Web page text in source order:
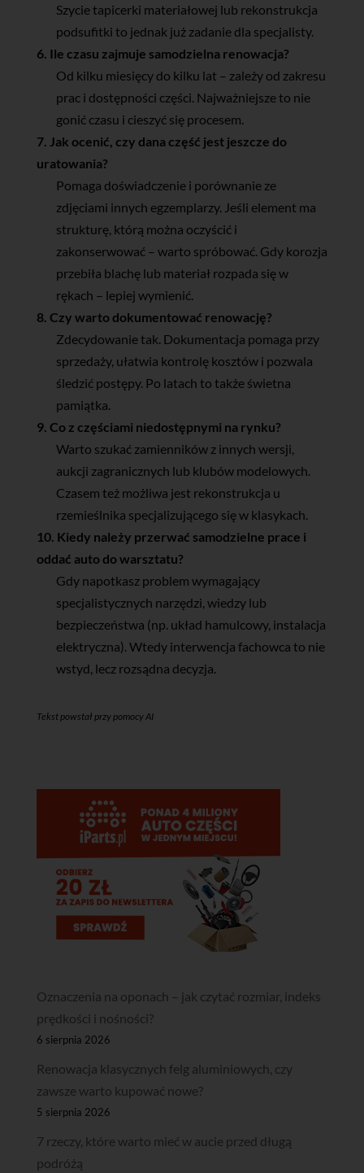
Szycie tapicerki materiałowej lub rekonstrukcja
podsufitki to jednak już zadanie dla specjalisty.
6. Ile czasu zajmuje samodzielna renowacja?
Od kilku miesięcy do kilku lat – zależy od zakresu
prac i dostępności części. Najważniejsze to nie
gonić czasu i cieszyć się procesem.
7. Jak ocenić, czy dana część jest jeszcze do
uratowania?
Pomaga doświadczenie i porównanie ze
zdjęciami innych egzemplarzy. Jeśli element ma
strukturę, którą można oczyścić i
zakonserwować – warto spróbować. Gdy korozja
przebiła blachę lub materiał rozpada się w
rękach – lepiej wymienić.
8. Czy warto dokumentować renowację?
Zdecydowanie tak. Dokumentacja pomaga przy
sprzedaży, ułatwia kontrolę kosztów i pozwala
śledzić postępy. Po latach to także świetna
pamiątka.
9. Co z częściami niedostępnymi na rynku?
Warto szukać zamienników z innych wersji,
aukcji zagranicznych lub klubów modelowych.
Czasem też możliwa jest rekonstrukcja u
rzemieślnika specjalizującego się w klasykach.
10. Kiedy należy przerwać samodzielne prace i
oddać auto do warsztatu?
Gdy napotkasz problem wymagający
specjalistycznych narzędzi, wiedzy lub
bezpieczeństwa (np. układ hamulcowy, instalacja
elektryczna). Wtedy interwencja fachowca to nie
wstyd, lecz rozsądna decyzja.
Tekst powstał przy pomocy AI
Oznaczenia na oponach – jak czytać rozmiar, indeks
prędkości i nośności?
6 sierpnia 2026
Renowacja klasycznych felg aluminiowych, czy
zawsze warto kupować nowe?
5 sierpnia 2026
7 rzeczy, które warto mieć w aucie przed długą
podróżą